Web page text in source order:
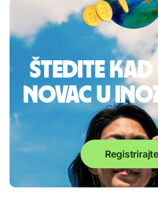
Štedite
novac u